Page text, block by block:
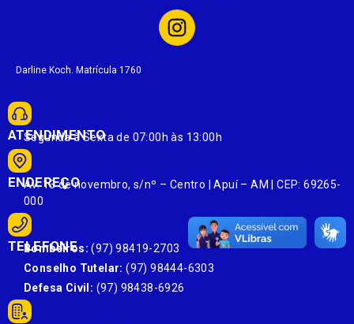
Darline Koch. Matrícula 1760
ATENDIMENTO
Segunda à Sexta de 07:00h às 13:00h
ENDEREÇO
Av. 13 de novembro, s/nº – Centro | Apuí – AM | CEP: 69265-
000
TELEFONE
Bombeiros: (97) 98419-2703
Conselho Tutelar: (97) 98444-6303
Defesa Civil: (97) 98438-6926